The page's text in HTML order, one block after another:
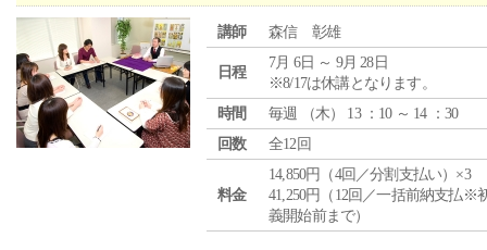
講師 森信 彰雄
日程
7月 6日 ～ 9月 28日
※8/17は休講となります。
時間
毎週 （木） 13 ：10 ～ 14 ：30
回数
全12回
料金
14,850円（4回／分割支払い）×3
41,250円（12回／一括前納支払※
義開始前まで）